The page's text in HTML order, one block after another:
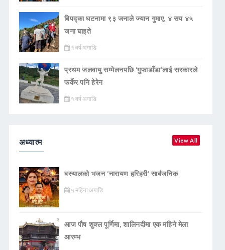
बिपद्का घटनामा ९३ जनाले ज्यान गुमाए, ४ सय ४५
जना घाइते
१ वर्ष अगाडि
प्रथम जलवायु सम्मेलनपछि ‘गुफाडाँडा’लाई सरकारले
फर्केर पनि हेरेन
१ वर्ष अगाडि
अध्यात्म View All
बस्यालको भजन ‘नारायण हरिहरी’ सार्बजनिक
५ महिना अगाडि
आज पौष शुक्ल पूर्णिमा, शालिनदीमा एक महिने मेला
आरम्भ